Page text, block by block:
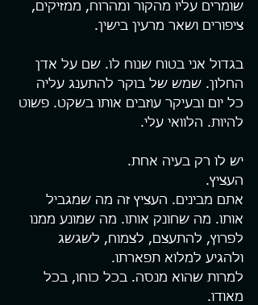
שומרים עליו מהקור ומהרוח, ממזיקים,
ציפורים ושאר מרעין בישין.
בגדול אני בטוח שנוח לו. שם על אדן
החלון. שמש של בוקר להתענג עליה
כל יום ובעיקר עוזבים אותו בשקט. פשוט
להיות. הלוואי עלי.
יש לו רק בעיה אחת.
העציץ.
אתם מבינים. העציץ זה מה שמגביל
אותו. מה שחונק אותו. מה שמונע ממנו
לפרוץ, להתעצם, לצמוח, לשגשג
ולהגיע למלוא תפארתו.
למרות שהוא מנסה. בכל כוחו, בכל
מאודו.